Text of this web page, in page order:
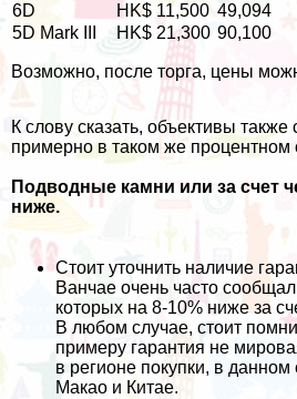
6D
HK$ 11,500 49,094
5D Mark III
HK$ 21,300 90,100
Возможно, после торга, цены
К слову сказать, объективы
примерно в таком же процентном
Подводные камни или за счет
ниже.
Стоит уточнить наличие
Ванчае очень часто
которых на 8-10% ниже за
В любом случае, стоит
примеру гарантия не
в регионе покупки, в данном
Макао и Китае.